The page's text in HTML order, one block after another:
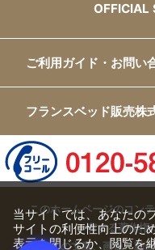
OFFICIAL
ご利用ガイド・お問い
フランスベッド販売株
このホームページのコン
有する著作権
すべての文章、画像、動
当サイトでは、あなたの
サイトの利便性向上のた
表示を閉じるか、閲覧を